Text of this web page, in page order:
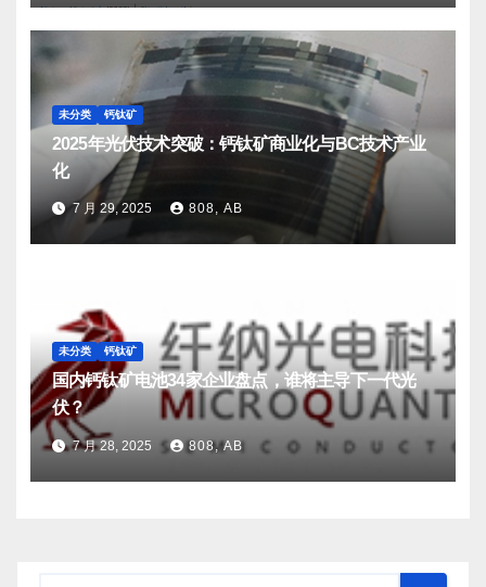
未分类 钙钛矿
2025年光伏技术突破：钙钛矿商业化与BC技术产业
化
7 月 29, 2025 808, AB
未分类 钙钛矿
国内钙钛矿电池34家企业盘点，谁将主导下一代光
伏？
7 月 28, 2025 808, AB